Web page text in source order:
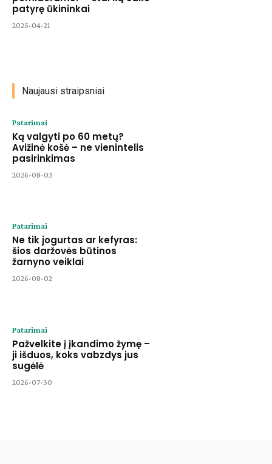
patyrę ūkininkai
2025-04-21
Naujausi straipsniai
Patarimai
Ką valgyti po 60 metų?
Avižinė košė – ne vienintelis
pasirinkimas
2026-08-03
Patarimai
Ne tik jogurtas ar kefyras:
šios daržovės būtinos
žarnyno veiklai
2026-08-02
Patarimai
Pažvelkite į įkandimo žymę –
ji išduos, koks vabzdys jus
sugėlė
2026-07-30